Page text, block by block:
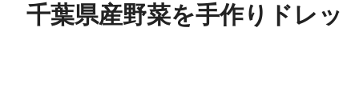
千葉県産野菜を手作りドレッ